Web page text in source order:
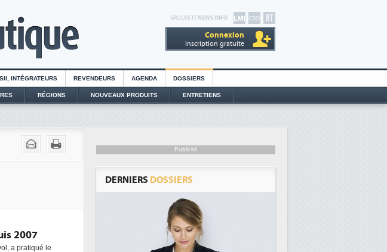
GROUPE IT NEWS INFO
Connexion
Inscription gratuite
INTÉGRATEURS REVENDEURS AGENDA DOSSIERS
RÉGIONS NOUVEAUX PRODUITS ENTRETIENS
2007
a pratiqué le
Publicité
DERNIERS DOSSIERS